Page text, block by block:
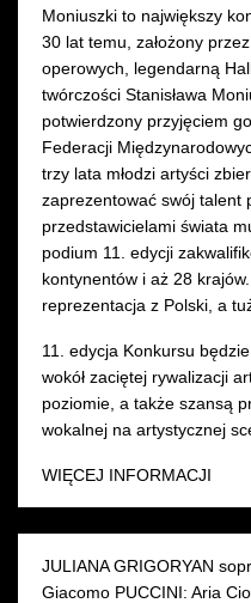
Moniuszki to największy
30 lat temu, założony
operowych, legendarną
twórczości Stanisława
potwierdzony przyjęciem
Federacji
trzy lata młodzi artyści
zaprezentować swój talent
przedstawicielami świata
podium 11. edycji
kontynentów i aż 28
reprezentacja z Polski, a
11. edycja Konkursu
wokół zaciętej rywalizacji
poziomie, a także szansą
wokalnej na artystycznej
WIĘCEJ INFORMACJI
JULIANA GRIGORYAN
Giacomo PUCCINI: Aria